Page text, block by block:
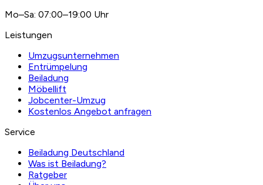
Mo–Sa: 07:00–19:00 Uhr
Leistungen
Umzugsunternehmen
Entrümpelung
Beiladung
Möbellift
Jobcenter-Umzug
Kostenlos Angebot anfragen
Service
Beiladung Deutschland
Was ist Beiladung?
Ratgeber